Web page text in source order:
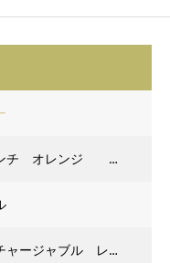
ギアータイ オリジナル １２インチ オレンジ ２Ｐ
タグリット ＬＥＤマーカー リチャージャブル レッド